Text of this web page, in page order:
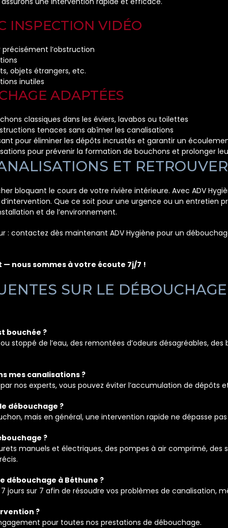
INSPECTION VIDÉO
l’obstruction
objets étrangers, etc.
inutiles
ADAPTÉES
classiques dans les éviers, lavabos ou toilettes
tenaces sans abîmer les canalisations
pour éliminer les dépôts incrustés et garantir un
pour prévenir la formation de bouchons et prolonger
ET
bloquant le cours de votre rivière intérieure. Avec ADV
Que ce soit pour une urgence ou un entretien
et de l’environnement.
: contactez dès maintenant ADV Hygiène pour un
nous sommes à votre écoute 7j/7 !
SUR LE
bouchée ?
stoppé de l’eau, des remontées d’odeurs désagréables,
mes canalisations ?
nos experts, vous pouvez éviter l’accumulation de dépôts
débouchage ?
mais en général, une intervention rapide ne dépasse
?
manuels et électriques, des pompes à air comprimé,
débouchage à Béthune ?
jours sur 7 afin de résoudre vos problèmes de canalisation,
?
pour toutes nos prestations de débouchage.